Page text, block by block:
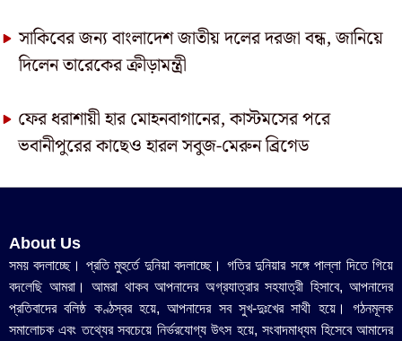
সাকিবের জন্য বাংলাদেশ জাতীয় দলের দরজা বন্ধ, জানিয়ে
দিলেন তারেকের ক্রীড়ামন্ত্রী
ফের ধরাশায়ী হার মোহনবাগানের, কাস্টমসের পরে
ভবানীপুরের কাছেও হারল সবুজ-মেরুন ব্রিগেড
About Us
সময় বদলাচ্ছে। প্রতি মুহুর্তে দুনিয়া বদলাচ্ছে। গতির দুনিয়ার সঙ্গে পাল্লা দিতে গিয়ে
বদলেছি আমরা। আমরা থাকব আপনাদের অগ্রযাত্রার সহযাত্রী হিসাবে, আপনাদের
প্রতিবাদের বলিষ্ঠ কণ্ঠস্বর হয়ে, আপনাদের সব সুখ-দুঃখের সাথী হয়ে। গঠনমূলক
সমালোচক এবং তথ্যের সবচেয়ে নির্ভরযোগ্য উ‍ৎস হয়ে, সংবাদমাধ্যম হিসেবে আমাদের